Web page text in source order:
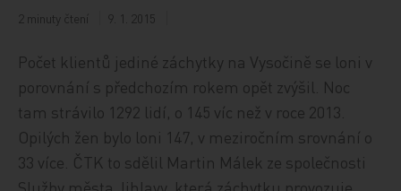
2 minuty čtení 9. 1. 2015
Počet klientů jediné záchytky na Vysočině se loni v
porovnání s předchozím rokem opět zvýšil. Noc
tam strávilo 1292 lidí, o 145 víc než v roce 2013.
Opilých žen bylo loni 147, v meziročním srovnání o
33 více. ČTK to sdělil Martin Málek ze společnosti